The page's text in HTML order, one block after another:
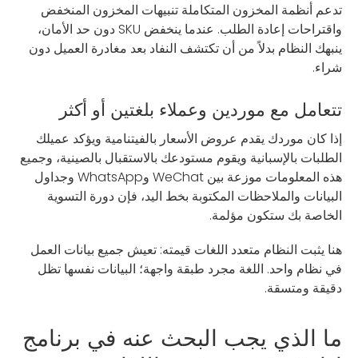
تدعم أنظمة المخزون المتكاملة تنبيهات المخزون المنخفض
واقتراحات إعادة الطلب. عندما ينخفض SKU دون حد الأمان،
ينبهك النظام بدلاً من أن تكتشف النفاد بعد مغادرة العميل دون
شراء.
تتعامل مع موردين وعملاء بلغتين أو أكثر
إذا كان موردك يقدم عروض الأسعار بالفيتنامية ويؤكد عميلك
الطلبات بالإسبانية ويقوم مستودعك بالاستقبال بالصينية، وجميع
هذه المعلومات موزعة بين WeChat وWhatsApp وجداول
البيانات والملاحظات المكتوبة بخط اليد، فإن دورة التسوية
الخاصة بك ستكون مؤلمة.
هنا يثبت النظام متعدد اللغات قيمته: تعيش جميع بيانات العمل
في نظام واحد. اللغة مجرد طبقة واجهة؛ البيانات نفسها تظل
دقيقة ومتسقة.
ما الذي يجب البحث عنه في برنامج